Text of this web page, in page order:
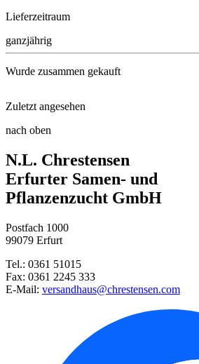
Lieferzeitraum
ganzjährig
Wurde zusammen gekauft
Petersilie Moskrul 2 (Mooskrau ...
Blaukissen
Kapuzinerkresse Alaska-Mischun ...
Margerite Weiß
Edelwicken Spencer-Mischung
Zuletzt angesehen
Rotkohl Redma F1
nach oben
N.L. Chrestensen
Erfurter Samen- und
Pflanzenzucht GmbH
Postfach 1000
99079 Erfurt
Tel.: 0361 51015
Fax: 0361 2245 333
E-Mail: versandhaus@chrestensen.com